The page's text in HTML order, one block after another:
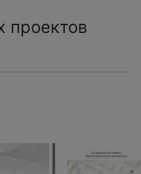
проектов